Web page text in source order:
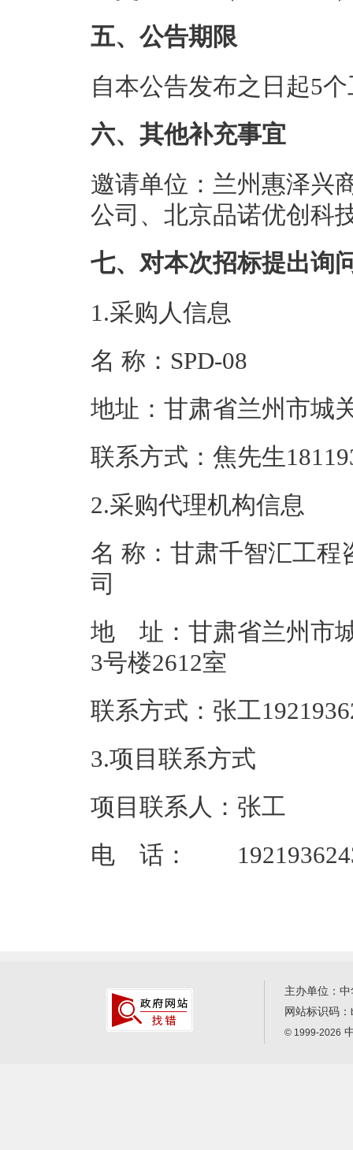
五、公告期限
自本公告发布之日起5
六、其他补充事宜
邀请单位：兰州惠泽兴
公司、北京品诺优创科
七、对本次招标提出询
1.采购人信息
名 称：SPD-
地址：甘肃省
联系方式：焦先
2.采购代理机构信息
名 称：甘肃千智汇工程
地 址：甘肃省兰州市
3号楼
联系方式：
3.项目联系方式
项目联系人：张工
电 话：
主办单位：
网站标识码：
© 1999-2026